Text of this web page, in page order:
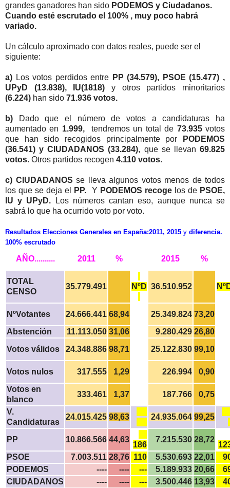
grandes ganadores han sido PODEMOS y Ciudadanos.
Cuando esté escrutado el 100% , muy poco habrá
variado.
Un cálculo aproximado con datos reales, puede ser el
siguiente:
a) Los votos perdidos entre PP (34.579), PSOE (15.477) ,
UPyD (13.838), IU(1818) y otros partidos minoritarios
(6.224) han sido 71.936 votos.
b) Dado que el número de votos a candidaturas ha
aumentado en 1.999, tendremos un total de 73.935votos
que han sido recogidos principalmente por
PODEMOS
(36.541) y CIUDADANOS (33.284), que se llevan69.825
votos. Otros partidos recogen 4.110 votos.
c) CIUDADANOS se lleva algunos votos menos de todos
los que se deja el
PP. Y PODEMOS recoge los dePSOE,
IU y UPyD.
Los números cantan eso, aunque nunca se
sabrá lo que ha ocurrido voto por voto.
Resultados Elecciones Generales en España:2011, 2015 y diferencia.
100% escrutado
AÑO.......... 2011 % 2015 %
TOTAL
CENSO
35.779.491 NºD 36.510.952
NºVotantes 24.666.441 68,94 25.349.824 73,20
Abstención
11.113.050 31,06 9.280.429 26,80
Votos válidos
24.348.886 98,71 25.122.830 99,10
Votos nulos 317.555 1,29 226.994
0,90
Votos en
blanco
333.461 1,37 187.766
0,75
V.
Candidaturas
24.015.425 98,63 24.935.064 99,25
PP 10.866.566 44,63
186
7.215.530 28,72
PSOE
7.003.511 28,76 110 5.530.693 22,01
PODEMOS
---- ---- --- 5.189.933 20,66
CIUDADANOS
---- ---- --- 3.500.446 13,93